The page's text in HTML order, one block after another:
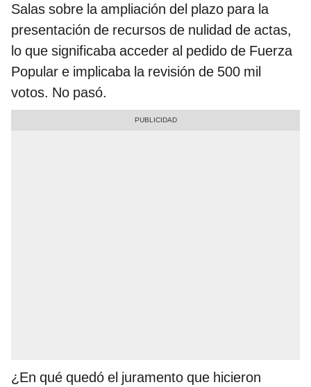
Salas sobre la ampliación del plazo para la
presentación de recursos de nulidad de actas,
lo que significaba acceder al pedido de Fuerza
Popular e implicaba la revisión de 500 mil
votos. No pasó.
¿En qué quedó el juramento que hicieron